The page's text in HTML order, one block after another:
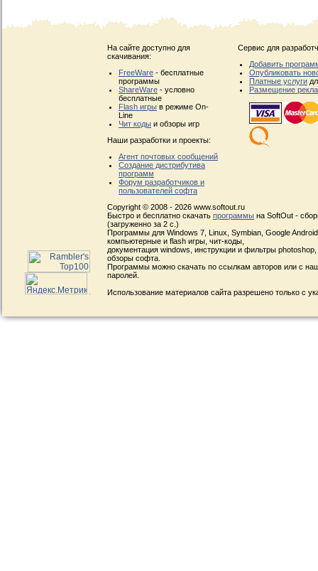
На сайте доступно для
скачивания:
FreeWare - бесплатные
программы
ShareWare - условно
бесплатные
Flash игры в режиме On-
Line
Чит коды и обзоры игр
Наши разработки и проекты:
Агент почтовых сообщений
Создание дистрибутива
программ
Форум разработчиков и
пользователей софта
Сервис для
Добавить
Опубликовать
Платные услуги
Размещение
Copyright © 2008 - 2026 www.softout.ru
Быстро и бесплатно скачать программы на SoftOut -
(загруженно за 2 с.)
Программы для Windows 7, Linux, Symbian, Google
компьютерные и flash игры, чит-коды,
документация windows, инструкции и фильтры
обзоры софта.
Программы можно скачать по ссылкам авторов или с
паролей.
Использование материалов сайта разрешено только с